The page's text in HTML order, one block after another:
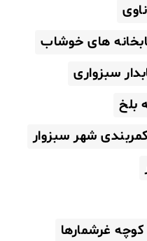
های خوشاب
سبزواری
بلخ
کمربندی شهر سبزوار
کوچه غرشمارها